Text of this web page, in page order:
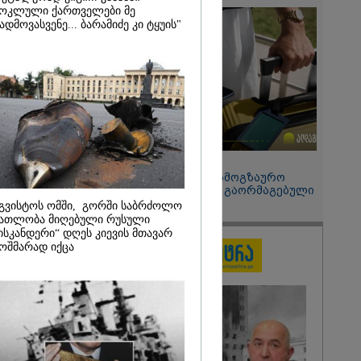
მეპარება
ბარამიძის
ხალხი
ყაზახს,
არავინ
არაა" -
15:49 / 06-08-2026
შეიძინე ალდაგის სამოგზაურო
დაზღვევა და მიიღე გაორმაგებული
ინტერნეტი
ქართველები მე
ბარამიძე კი ტყუის"
ომში, გორში საბრძოლო
მიღებული რუსული
დღეს კიევის მთავარ
იქცა